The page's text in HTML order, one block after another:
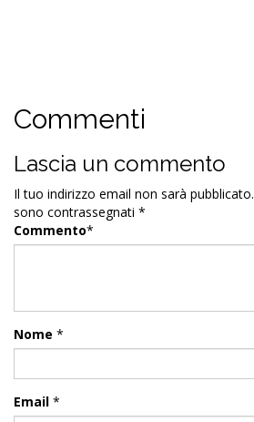
Commenti
Lascia un commento
Il tuo indirizzo email non sarà pubblicato.
sono contrassegnati *
Commento*
Nome *
Email *